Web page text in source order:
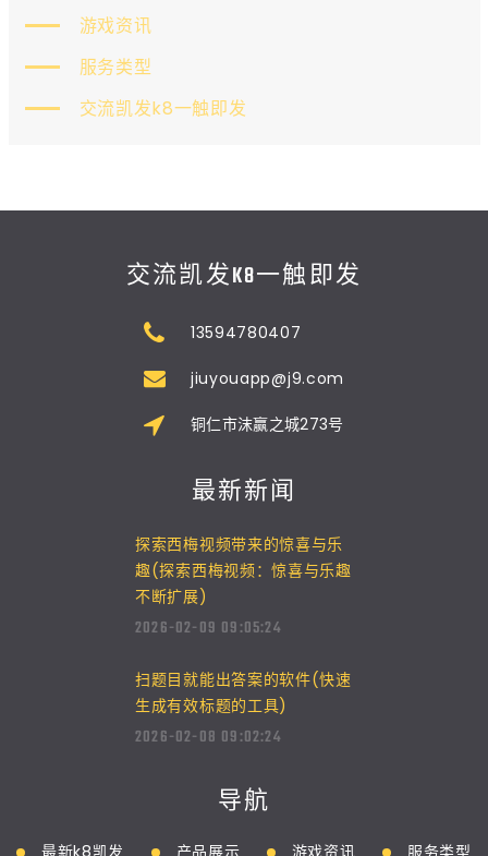
游戏资讯
服务类型
交流凯发k8一触即发
交流凯发K8一触即发
13594780407
jiuyouapp@j9.com
铜仁市沫赢之城273号
最新新闻
探索西梅视频带来的惊喜与乐
趣(探索西梅视频：惊喜与乐趣
不断扩展)
2026-02-09 09:05:24
扫题目就能出答案的软件(快速
生成有效标题的工具)
2026-02-08 09:02:24
导航
最新k8凯发 产品展示 游戏资讯 服务类型